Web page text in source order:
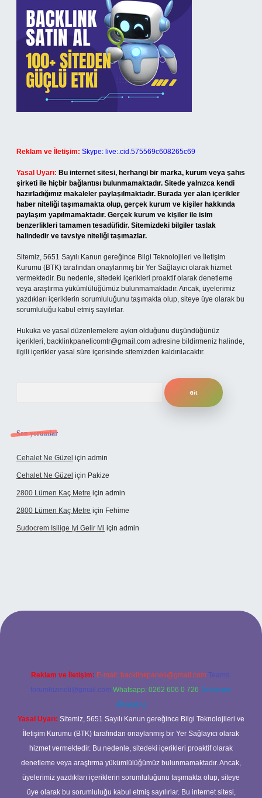
Reklam ve İletişim: Skype: live:.cid.575569c608265c69
Yasal Uyarı: Bu internet sitesi, herhangi bir marka, kurum veya şahıs
şirketi ile hiçbir bağlantısı bulunmamaktadır. Sitede yalnızca kendi
hazırladığımız makaleler paylaşılmaktadır. Burada yer alan içerikler
haber niteliği taşımamakta olup, gerçek kurum ve kişiler hakkında
paylaşım yapılmamaktadır. Gerçek kurum ve kişiler ile isim
benzerlikleri tamamen tesadüfidir. Sitemizdeki bilgiler taslak
halindedir ve tavsiye niteliği taşımazlar.
Sitemiz, 5651 Sayılı Kanun gereğince Bilgi Teknolojileri ve İletişim
Kurumu (BTK) tarafından onaylanmış bir Yer Sağlayıcı olarak hizmet
vermektedir. Bu nedenle, sitedeki içerikleri proaktif olarak denetleme
veya araştırma yükümlülüğümüz bulunmamaktadır. Ancak, üyelerimiz
yazdıkları içeriklerin sorumluluğunu taşımakta olup, siteye üye olarak bu
sorumluluğu kabul etmiş sayılırlar.
Hukuka ve yasal düzenlemelere aykırı olduğunu düşündüğünüz
içerikleri, backlinkpanelicomtr@gmail.com adresine bildirmeniz halinde,
ilgili içerikler yasal süre içerisinde sitemizden kaldırılacaktır.
Son yorumlar
Cehalet Ne Güzel için admin
Cehalet Ne Güzel için Pakize
2800 Lümen Kaç Metre için admin
2800 Lümen Kaç Metre için Fehime
Sudocrem Isilige Iyi Gelir Mi için admin
opera bet giriş
Reklam ve İletişim: E-mail: backlinkpaneli@gmail.com Teams:
forumhizmeti@gmail.com Whatsapp: 0262 606 0 726 Telegram:
@karabul
Yasal Uyarı: Sitemiz, 5651 Sayılı Kanun gereğince Bilgi Teknolojileri ve
İletişim Kurumu (BTK) tarafından onaylanmış bir Yer Sağlayıcı olarak
hizmet vermektedir. Bu nedenle, sitedeki içerikleri proaktif olarak
denetleme veya araştırma yükümlülüğümüz bulunmamaktadır. Ancak,
üyelerimiz yazdıkları içeriklerin sorumluluğunu taşımakta olup, siteye
üye olarak bu sorumluluğu kabul etmiş sayılırlar. Bu internet sitesi,